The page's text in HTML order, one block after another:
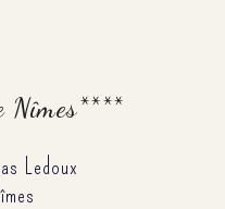
Nîmes****
Ledoux